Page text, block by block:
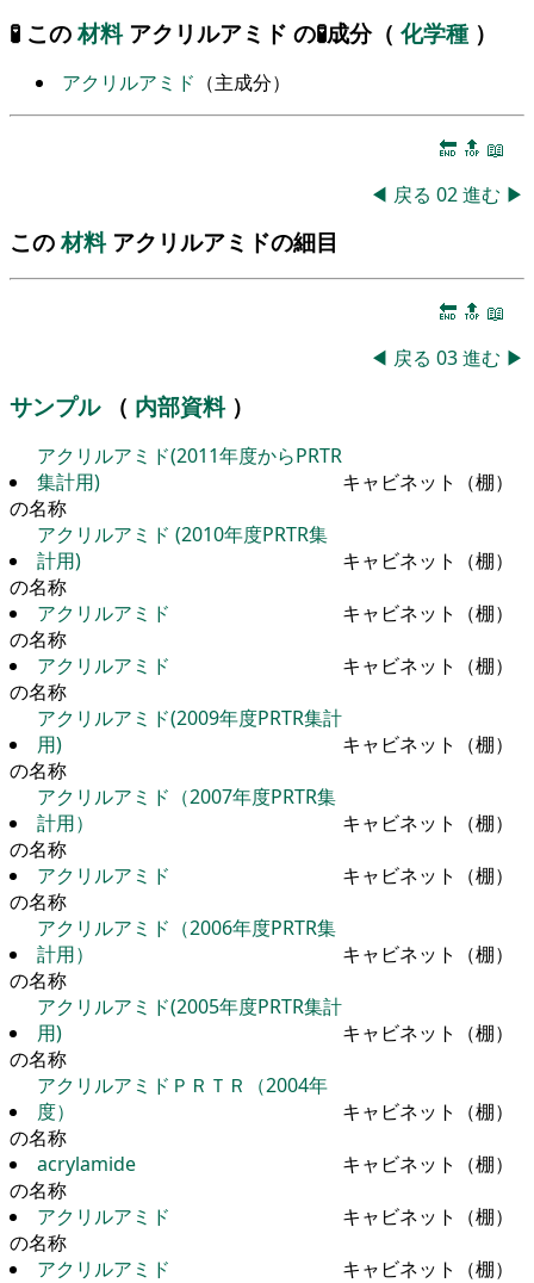
🧪 この材料 アクリルアミド の🧪成分（ 化学種 ）
アクリルアミド （主成分）
🔚 🔝 📖
◀ 戻る 02進む ▶
この材料 アクリルアミドの細目
🔚 🔝 📖
◀ 戻る 03進む ▶
サンプル （ 内部資料 ）
アクリルアミド(2011年度からPRTR
集計用)
キャビネット（棚）
の名称
アクリルアミド (2010年度PRTR集
計用)
キャビネット（棚）
の名称
アクリルアミド
キャビネット（棚）
の名称
アクリルアミド
キャビネット（棚）
の名称
アクリルアミド(2009年度PRTR集計
用)
キャビネット（棚）
の名称
アクリルアミド（2007年度PRTR集
計用）
キャビネット（棚）
の名称
アクリルアミド
キャビネット（棚）
の名称
アクリルアミド（2006年度PRTR集
計用）
キャビネット（棚）
の名称
アクリルアミド(2005年度PRTR集計
用)
キャビネット（棚）
の名称
アクリルアミドＰＲＴＲ（2004年
度）
キャビネット（棚）
の名称
acrylamide
キャビネット（棚）
の名称
アクリルアミド
キャビネット（棚）
の名称
アクリルアミド
キャビネット（棚）